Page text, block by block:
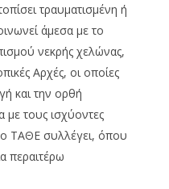
τραυματισμένη ή
άμεσα με το
νεκρής χελώνας,
Αρχές, οι οποίες
και την ορθή
τους ισχύοντες
ΤΑΘΕ συλλέγει, όπου
περαιτέρω